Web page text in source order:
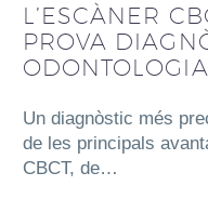
L’ESCÀNER
PROVA
ODONTOLOGIA
Un diagnòstic més
de les principals
CBCT, de…